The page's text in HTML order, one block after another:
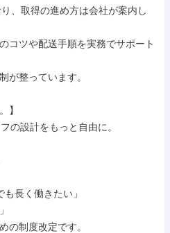
、取得の進め方は会社が案内し
コツや配送手順を実務でサポート
が整っています。
】
の設計をもっと自由に。
も長く働きたい」
の制度改定です。